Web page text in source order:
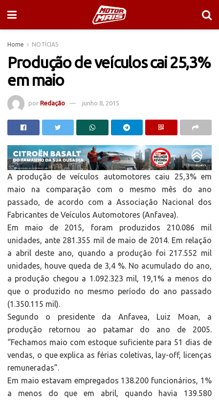
Home NOTÍCIAS
Produção de veículos cai 25,3%
em maio
por Redação junho 8, 2015
A produção de veículos automotores caiu 25,3% em
maio na comparação com o mesmo mês do ano
passado, de acordo com a Associação Nacional dos
Fabricantes de Veículos Automotores (Anfavea).
Em maio de 2015, foram produzidos 210.086 mil
unidades, ante 281.355 mil de maio de 2014. Em relação
a abril deste ano, quando a produção foi 217.552 mil
unidades, houve queda de 3,4 %. No acumulado do ano,
a produção chegou a 1.092.323 mil, 19,1% a menos do
que o produzido no mesmo período do ano passado
(1.350.115 mil).
Segundo o presidente da Anfavea, Luiz Moan, a
produção retornou ao patamar do ano de 2005.
“Fechamos maio com estoque suficiente para 51 dias de
vendas, o que explica as férias coletivas, lay-off, licenças
remuneradas”.
Em maio estavam empregados 138.200 funcionários, 1%
a menos do que em abril, quando havia 139.580